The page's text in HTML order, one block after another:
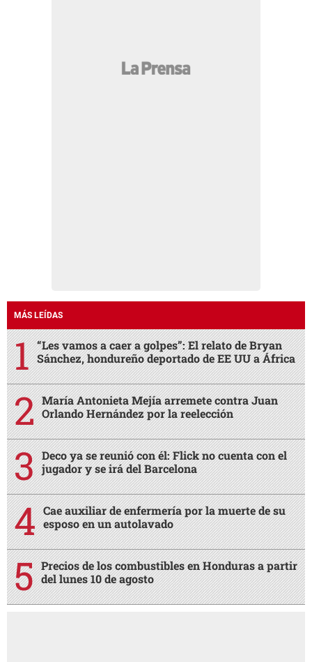
MÁS LEÍDAS
“Les vamos a caer a golpes”: El relato de Bryan
Sánchez, hondureño deportado de EE UU a África
María Antonieta Mejía arremete contra Juan
Orlando Hernández por la reelección
Deco ya se reunió con él: Flick no cuenta con el
jugador y se irá del Barcelona
Cae auxiliar de enfermería por la muerte de su
esposo en un autolavado
Precios de los combustibles en Honduras a partir
del lunes 10 de agosto